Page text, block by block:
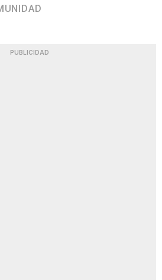
PUBLICIDAD